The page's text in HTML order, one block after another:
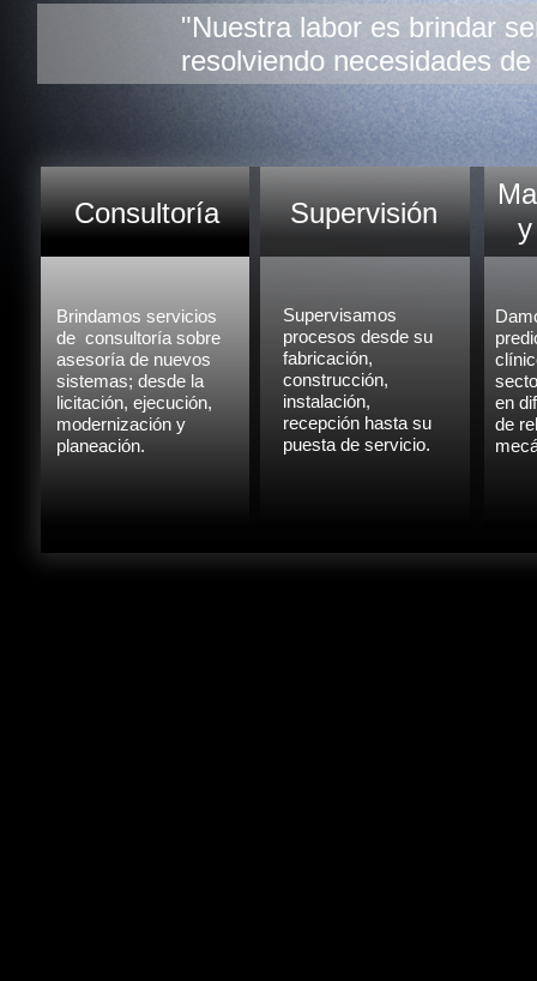
Consultoría
Brindamos servicios
de consultoría sobre
asesoría de nuevos
sistemas; desde la
licitación, ejecución,
modernización y
planeación.
Supervisamos
procesos desde su
fabricación,
construcción,
instalación,
recepción hasta su
puesta de servicio.
Supervisión
en
de
y